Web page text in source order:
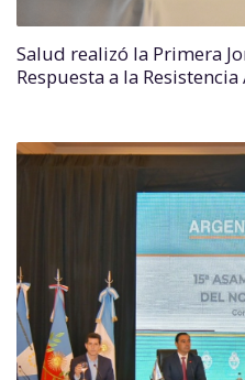
Salud realizó la Primera
Respuesta a la